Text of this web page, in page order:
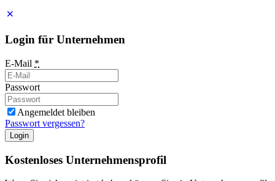
Login für Unternehmen
E-Mail *
Passwort
Angemeldet bleiben
Passwort vergessen?
Login
Kostenloses Unternehmensprofil